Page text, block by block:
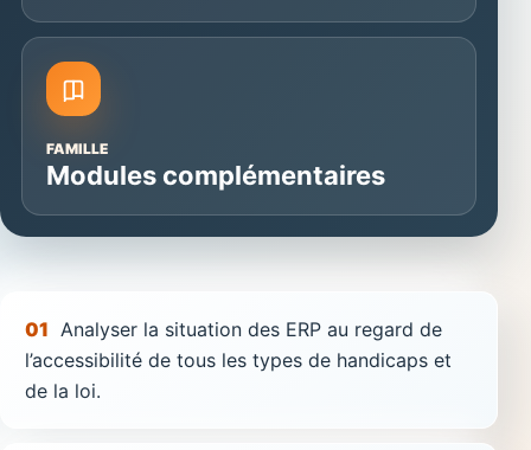
FAMILLE
Modules complémentaires
01 Analyser la situation des ERP au regard de
l’accessibilité de tous les types de handicaps et
de la loi.